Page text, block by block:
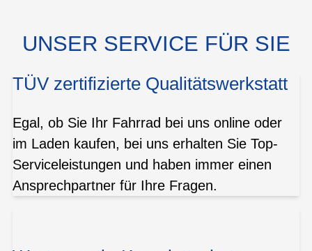
UNSER SERVICE FÜR SIE
TÜV zertifizierte Qualitätswerkstatt
Egal, ob Sie Ihr Fahrrad bei uns online oder
im Laden kaufen, bei uns erhalten Sie Top-
Serviceleistungen und haben immer einen
Ansprechpartner für Ihre Fragen.